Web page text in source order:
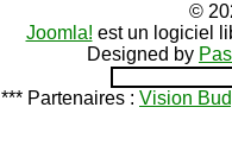
©
Joomla! est un logiciel
Designed by
*** Partenaires : Vision